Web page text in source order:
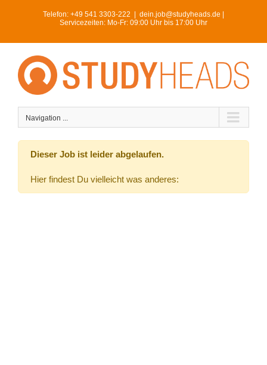
Telefon: +49 541 3303-222
dein.job@studyheads.de |
Servicezeiten: Mo-Fr: 09:00 Uhr bis 17:00 Uhr
Navigation ...
Dieser Job ist leider abgelaufen.
Hier findest Du vielleicht was anderes: